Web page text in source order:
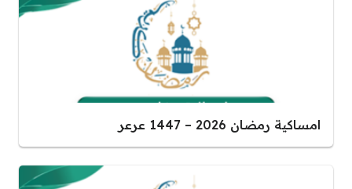
امساكية رمضان 2026 – 1447 عرعر